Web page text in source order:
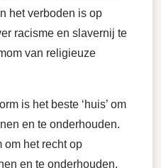
het verboden is op
racisme en slavernij te
van religieuze
is het beste ‘huis’ om
en te onderhouden.
om het recht op
en te onderhouden.